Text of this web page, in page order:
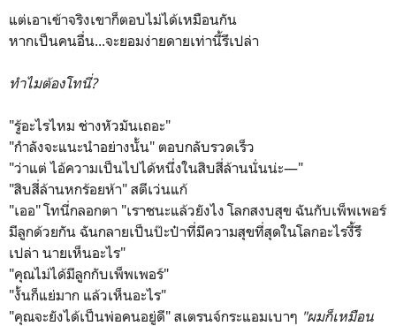
แต่เอาเข้าจริงเขาก็ตอบไม่ได้เหมือนกัน
หากเป็นคนอื่น...จะยอมง่ายดายเท่านี้รึเปล่า
ทำไมต้องโทนี่?
"รู้อะไรไหม ช่างหัวมันเถอะ"
"กำลังจะแนะนำอย่างนั้น" ตอบกลับรวดเร็ว
"ว่าแต่ ไอ้ความเป็นไปได้หนึ่งในสิบสี่ล้านนั่นน่ะ—"
"สิบสี่ล้านหกร้อยห้า" สตีเว่นแก้
"เออ" โทนี่กลอกตา "เราชนะแล้วยังไง โลกสงบสุข ฉันกับเพ็พเพอร์
มีลูกด้วยกัน ฉันกลายเป็นป๊ะป๋าที่มีความสุขที่สุดในโลกอะไรงี้รึ
เปล่า นายเห็นอะไร"
"คุณไม่ได้มีลูกกับเพ็พเพอร์"
"งั้นก็แย่มาก แล้วเห็นอะไร"
"คุณจะยังได้เป็นพ่อคนอยู่ดี" สเตรนจ์กระแอมเบาๆ "ผมก็เหมือน